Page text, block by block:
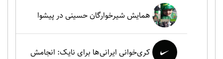
همایش شیرخوارگان حسینی در پیشوا
کری‌خوانی ایرانی‌ها برای نایک: انجامش